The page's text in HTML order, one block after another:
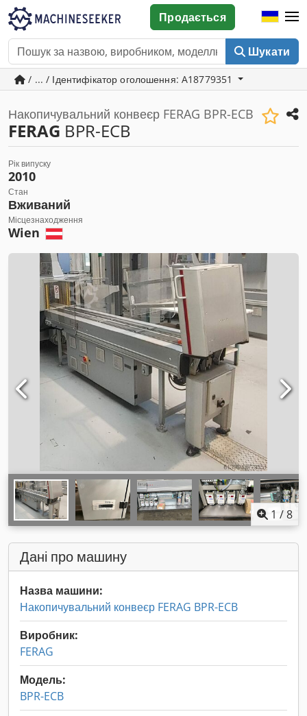
Шукати
Продається
/ ... / Ідентифікатор оголошення: A18779351
Накопичувальний конвеєр FERAG BPR-ECB
FERAG BPR-ECB
Рік випуску
2010
Стан
Вживаний
Місцезнаходження
Wien
1 /8
Дані про машину
Назва машини:
Накопичувальний конвеєр FERAG BPR-ECB
Виробник:
FERAG
Модель:
BPR-ECB